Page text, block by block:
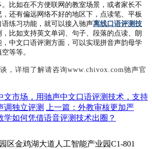
比如在不方便联网的教室场景，或者家长不
还有偏远网络不好的地区下，点读笔、平板
练习功能，就可以接入驰声离线口语评测技
，比如支持英文单词、句子、段落的点读、朗
中文口语评测方面，可以实现拼音声韵母学
等等。
，详细了解请咨询www.chivox.com驰声官
文市场，用驰声中文口语评测技术，支持
调独立评测
上一篇：外教审核更加严
学如何凭借语音评测技术出圈？
区金鸡湖大道人工智能产业园C1-801